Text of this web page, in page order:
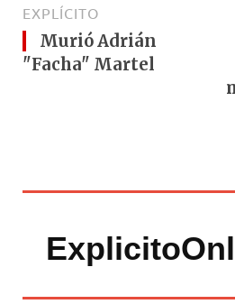
EXPLÍCITO
Murió Adrián
"Facha" Martel